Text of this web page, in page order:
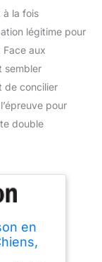
à la fois
légitime pour
aux
sembler
de concilier
pour
double
en